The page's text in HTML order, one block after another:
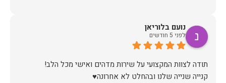
נועם בלוריאן
לפני 5 חודשים
קנייה שנייה שלנו ובהחלט לא אחרונה♥️